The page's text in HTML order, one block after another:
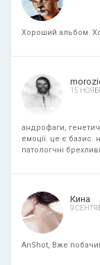
Хороший альбом.
15
андрофаги,
емоції. це є базис.
патологчні
Кина
9
AnShot, Вже